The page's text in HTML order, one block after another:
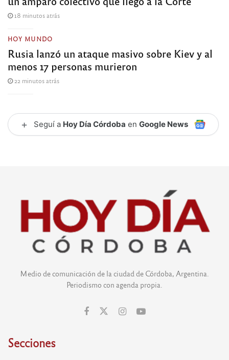
18 minutos atrás
HOY MUNDO
Rusia lanzó un ataque masivo sobre Kiev y al
menos 17 personas murieron
22 minutos atrás
+ Seguí a Hoy Día Córdoba en Google News
Medio de comunicación de la ciudad de Córdoba, Argentina.
Periodismo con agenda propia.
Secciones